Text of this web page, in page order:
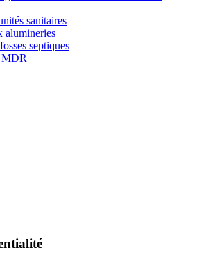
sanitaires
alumineries
septiques
MDR